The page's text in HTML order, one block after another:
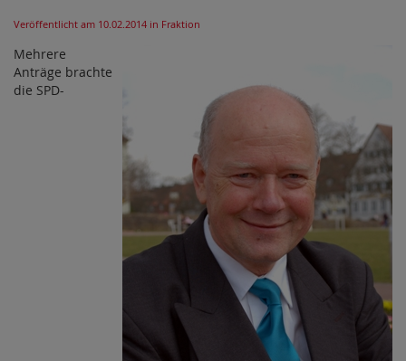
Veröffentlicht am 10.02.2014 in Fraktion
Mehrere
Anträge brachte
die SPD-